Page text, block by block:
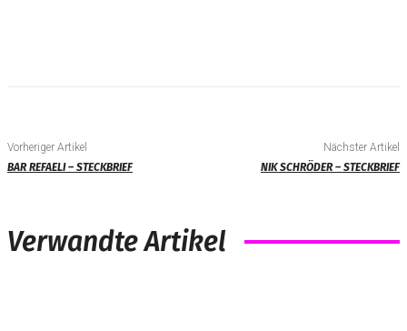
Vorheriger Artikel
BAR REFAELI – STECKBRIEF
Nächster Artikel
NIK SCHRÖDER – STECKBRIEF
Verwandte Artikel